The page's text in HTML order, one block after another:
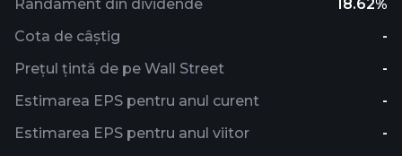
Randament din dividende
18.62%
Cota de câștig
-
Prețul țintă de pe Wall Street
-
Estimarea EPS pentru anul curent
-
Estimarea EPS pentru anul viitor
-